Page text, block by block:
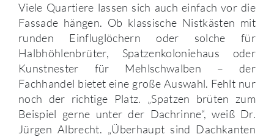
Viele Quartiere lassen sich auch einfach vor die
Fassade hängen. Ob klassische Nistkästen mit
runden Einfluglöchern oder solche für
Halbhöhlenbrüter, Spatzenkoloniehaus oder
Kunstnester für Mehlschwalben – der
Fachhandel bietet eine große Auswahl. Fehlt nur
noch der richtige Platz. „Spatzen brüten zum
Beispiel gerne unter der Dachrinne“, weiß Dr.
Jürgen Albrecht. „Überhaupt sind Dachkanten